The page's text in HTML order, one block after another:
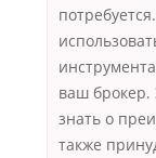
потребуется.
ваш брокер.
знать о
также